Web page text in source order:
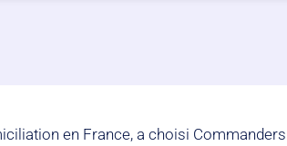
en France, a choisi Commanders